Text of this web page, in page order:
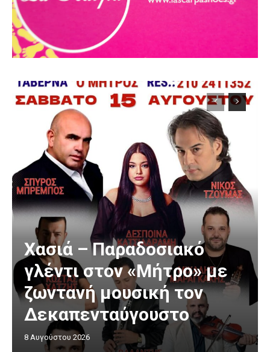
Χασιά – Παραδοσιακό
γλέντι στον «Μήτρο» με
ζωντανή μουσική τον
Δεκαπενταύγουστο
8 Αυγούστου 2026